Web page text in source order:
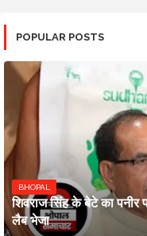
POPULAR POSTS
BHOPAL
शिवराज सिंह के बेटे का पनीर
लैब भेजा